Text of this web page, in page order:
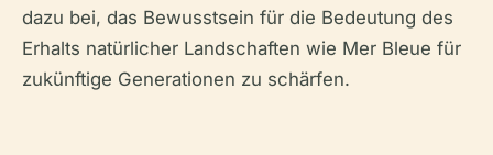
dazu bei, das Bewusstsein für die Bedeutung des
Erhalts natürlicher Landschaften wie Mer Bleue für
zukünftige Generationen zu schärfen.